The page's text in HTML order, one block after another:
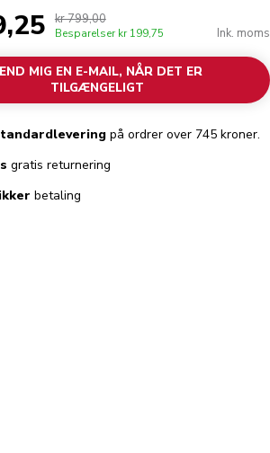
kr 799,00
Besparelser kr 199,75 Ink. moms
MIG EN E-MAIL, NÅR DET ER
TILGÆNGELIGT
på ordrer over 745 kroner.
gratis returnering
betaling